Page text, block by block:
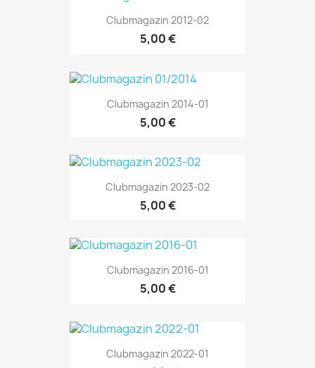
Clubmagazin 2012-02
5,00 €
Clubmagazin 2014-01
5,00 €
Clubmagazin 2023-02
5,00 €
Clubmagazin 2016-01
5,00 €
Clubmagazin 2022-01